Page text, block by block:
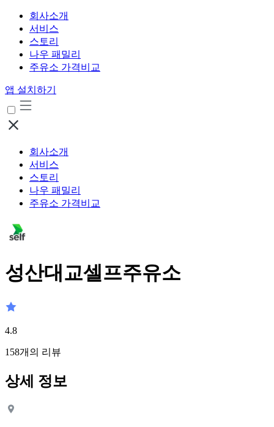
회사소개
서비스
스토리
나우 패밀리
주유소 가격비교
앱 설치하기
회사소개
서비스
스토리
나우 패밀리
주유소 가격비교
성산대교셀프주유소
4.8
158개의 리뷰
상세 정보